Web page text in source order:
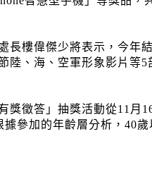
樓偉傑少將表示，今年
陸、海、空軍形象影片等
徵答」抽獎活動從11月
參加的年齡層分析，40